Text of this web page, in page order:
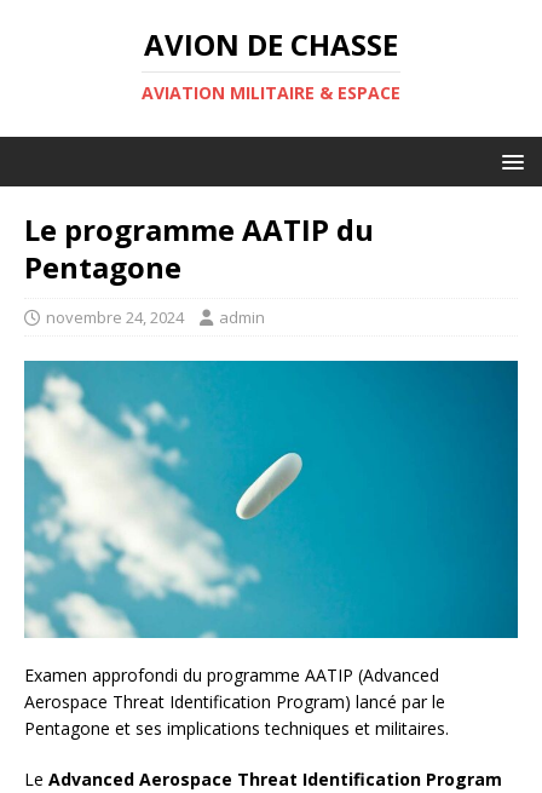
AVION DE CHASSE
AVIATION MILITAIRE & ESPACE
Le programme AATIP du
Pentagone
novembre 24, 2024 admin
Examen approfondi du programme AATIP (Advanced
Aerospace Threat Identification Program) lancé par le
Pentagone et ses implications techniques et militaires.
Le Advanced Aerospace Threat Identification Program